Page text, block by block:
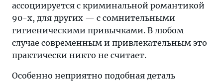
ассоциируется с криминальной романтикой
90-х, для других — с сомнительными
гигиеническими привычками. В любом
случае современным и привлекательным это
практически никто не считает.
Особенно неприятно подобная деталь